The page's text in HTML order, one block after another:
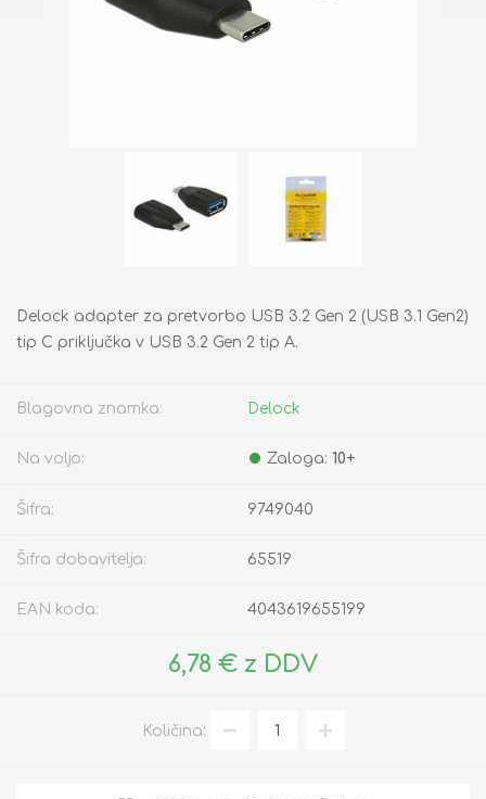
Delock adapter za pretvorbo USB 3.2 Gen 2 (USB 3.1 Gen2)
tip C priključka v USB 3.2 Gen 2 tip A.
Blagovna znamka: Delock
Na voljo: Zaloga: 10+
Šifra: 9749040
Šifra dobavitelja: 65519
EAN koda: 4043619655199
6,78 € z DDV
Količina: